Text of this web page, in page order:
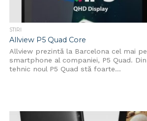
STIRI
Allview P5 Quad Core
Allview prezintă la Barcelona cel mai
smartphone al companiei, P5 Quad.
tehnic noul P5 Quad stă foarte...